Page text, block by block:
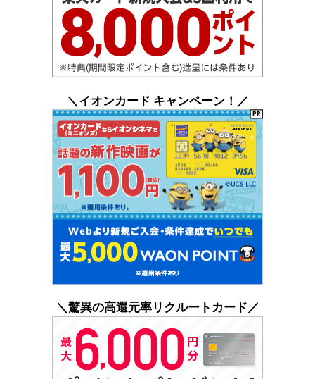
＼イオンカード キャンペーン！／
＼驚異の高還元率リクルートカード／